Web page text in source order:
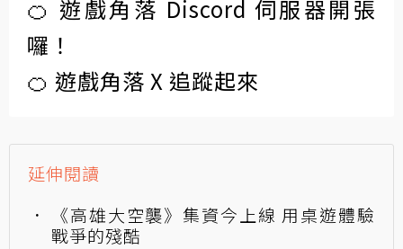
🍊 遊戲角落 Discord 伺服器開張
囉！
🍊 遊戲角落 X 追蹤起來
延伸閱讀
《高雄大空襲》集資今上線 用桌遊體驗
戰爭的殘酷